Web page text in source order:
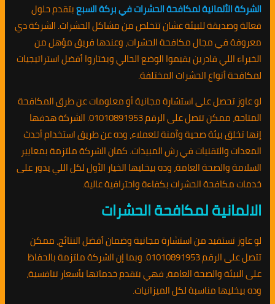
الشركة الألمانية لمكافحة الحشرات في بركة السبعبتقدم حلول
فعالة وصديقة للبيئة عشان تتخلص من مشاكل الحشرات. الشركة دي
معروفة في مجال مكافحة الحشرات، وعندها فريق مؤهل من
الخبراء اللي قادرين يقيموا الوضع الحالي ويختاروا أفضل استراتيجيات
لمكافحة أنواع الحشرات المختلفة.
لو عاوز تحصل على استشارة مجانية أو معلومات عن طرق المكافحة
المتاحة، ممكن تتصل على الرقم 01010891953. الشركة هدفها
إنها تخلق بيئة صحية وآمنة للعملاء، وده عن طريق استخدام أحدث
المعدات والتقنيات في رش المبيدات. كمان الشركة ملتزمة بمعايير
السلامة والصحة العامة، وده بيخليها الخيار الأول لكل اللي يدور على
خدمات مكافحة الحشرات بكفاءة واحترافية عالية.
الالمانية لمكافحة الحشرات
لو عاوز تستفيد من استشارة مجانية وضمان أفضل النتائج، ممكن
تتصل على الرقم 01010891953. وبما إن الشركة ملتزمة بالحفاظ
على البيئة والصحة العامة، فهي بتقدم خدماتها بأسعار تنافسية،
وده بيخليها مناسبة لكل الميزانيات.